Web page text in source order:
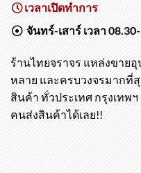
เวลาเปิดทำการ
จันทร์-เสาร์ เวลา
ร้านไทยจราจร แหล่งขาย
หลาย และครบวงจรมากที่
สินค้า ทั่วประเทศ กรุงเทพ
คนส่งสินค้าได้เลย!!